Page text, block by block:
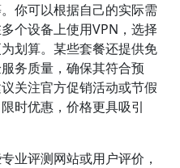
你可以根据自己的实际需
个设备上使用VPN，选择
划算。某些套餐还提供免
务质量，确保其符合预
关注官方促销活动或节假
时优惠，价格更具吸引
业评测网站或用户评价，